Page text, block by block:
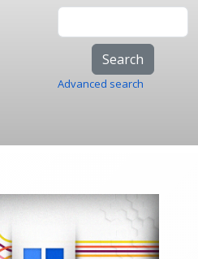
Advanced search